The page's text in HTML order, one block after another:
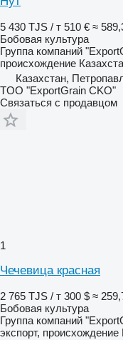
5 430 TJS / т 510 € ≈
Бобовая культура
Группа компаний
происхождение
Казахстан,
TOO "ExportGrain CKO"
Связаться с продавцом
1
Чечевица красная
2 765 TJS / т 300 $ ≈
Бобовая культура
Группа компаний
экспорт, происхождение